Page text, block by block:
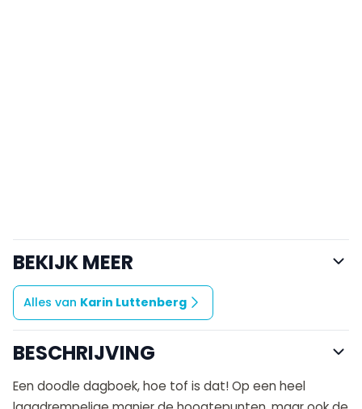
BEKIJK MEER
Alles van Karin Luttenberg
BESCHRIJVING
Een doodle dagboek, hoe tof is dat! Op een heel